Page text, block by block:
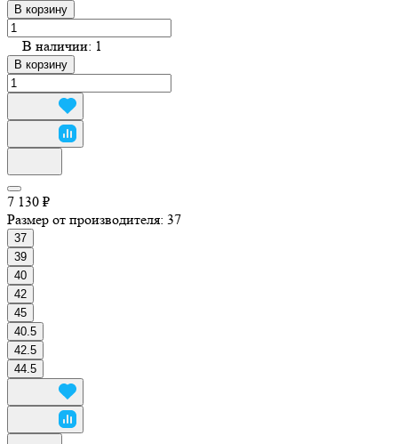
В корзину
В наличии: 1
В корзину
7 130 ₽
Размер от производителя: 37
37
39
40
42
45
40.5
42.5
44.5